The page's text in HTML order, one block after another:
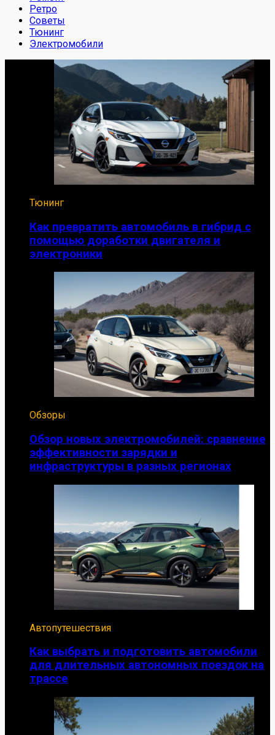
Ретро
Советы
Тюнинг
Электромобили
Тюнинг
Как превратить автомобиль в гибрид с
помощью доработки двигателя и
электроники
Обзоры
Обзор новых электромобилей: сравнение
эффективности зарядки и
инфраструктуры в разных регионах
Автопутешествия
Как выбрать и подготовить автомобили
для длительных автономных поездок на
трассе